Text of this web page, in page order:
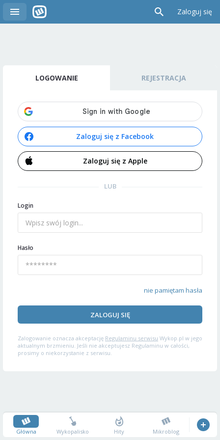
Zaloguj się
LOGOWANIE REJESTRACJA
Zaloguj się z Facebook
Zaloguj się z Apple
LUB
Login
Hasło
nie pamiętam hasła
ZALOGUJ SIĘ
Zalogowanie oznacza akceptację Regulaminu serwisu Wykop.pl w jego
aktualnym brzmieniu. Jeśli nie akceptujesz Regulaminu w całości,
prosimy o niekorzystanie z serwisu.
Główna Wykopalisko Hity Mikroblog